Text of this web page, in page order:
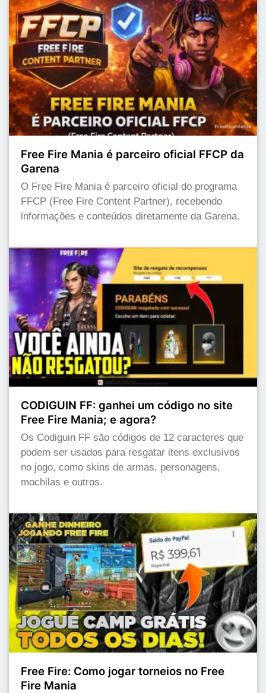
Free Fire Mania é parceiro oficial FFCP da
Garena
O Free Fire Mania é parceiro oficial do programa
FFCP (Free Fire Content Partner), recebendo
informações e conteúdos diretamente da Garena.
CODIGUIN FF: ganhei um código no site
Free Fire Mania; e agora?
Os Codiguin FF são códigos de 12 caracteres que
podem ser usados para resgatar itens exclusivos
no jogo, como skins de armas, personagens,
mochilas e outros.
Free Fire: Como jogar torneios no Free
Fire Mania